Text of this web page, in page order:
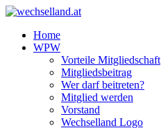
Home
WPW
Vorteile Mitgliedschaft
Mitgliedsbeitrag
Wer darf beitreten?
Mitglied werden
Vorstand
Wechselland Logo